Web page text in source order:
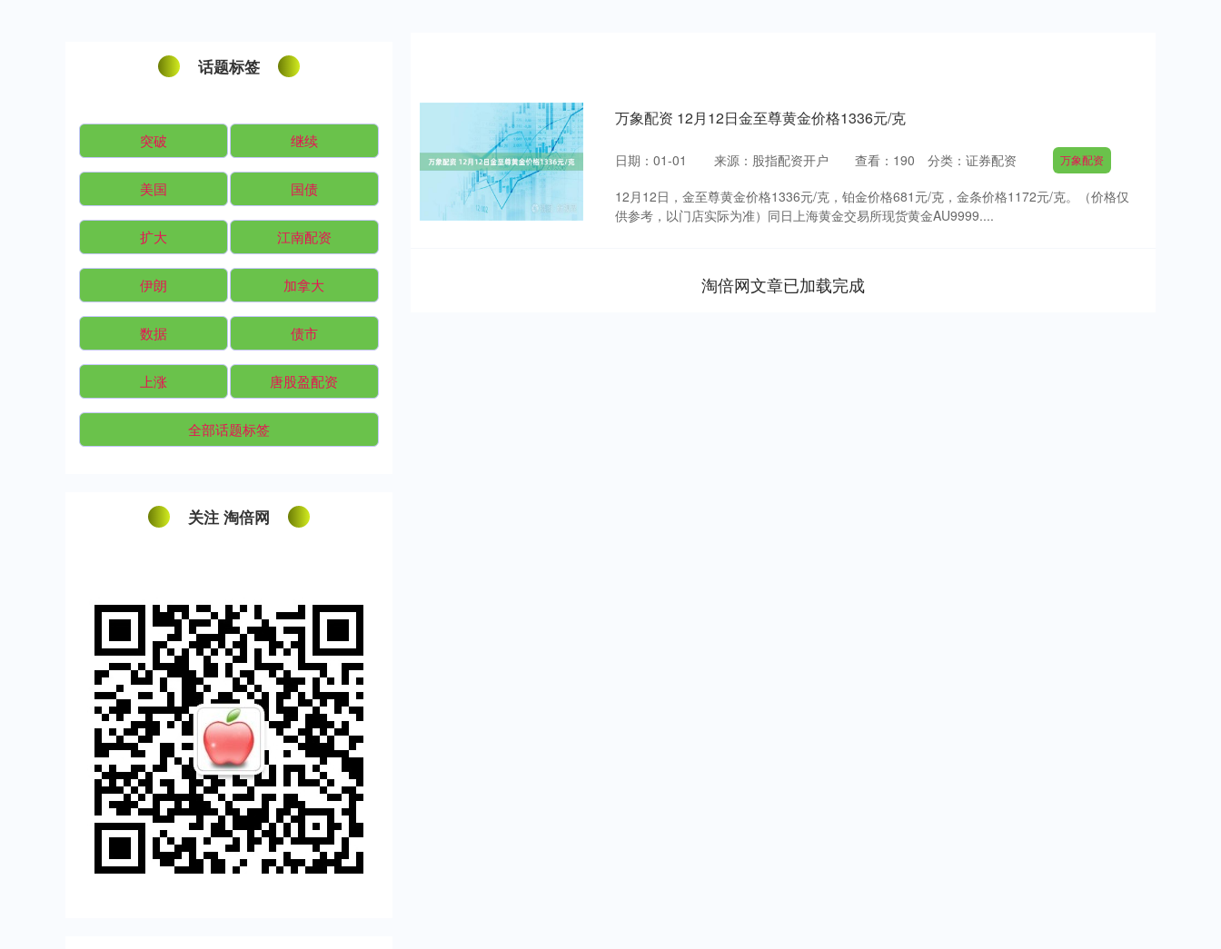
万象配资 12月12日金至尊黄金价格1336元/克
日期：01-01 来源：股指配资开户 查看： 190 分类： 证券配资 万象配资
12月12日，金至尊黄金价格1336元/克，铂金价格681元/克，金条价格1172元/克。（价格仅
供参考，以门店实际为准）同日上海黄金交易所现货黄金AU9999....
淘倍网文章已加载完成
话题标签
突破 继续
美国 国债
扩大 江南配资
伊朗 加拿大
数据 债市
上涨 唐股盈配资
全部话题标签
关注 淘倍网